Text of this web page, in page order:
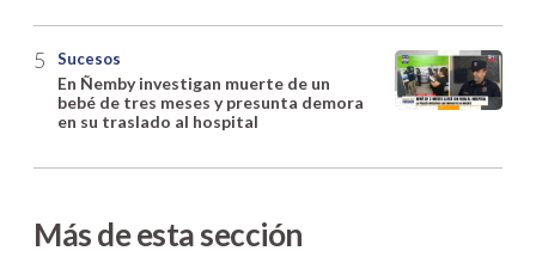
Sucesos
En Ñemby investigan muerte de un
bebé de tres meses y presunta demora
en su traslado al hospital
Más de esta sección